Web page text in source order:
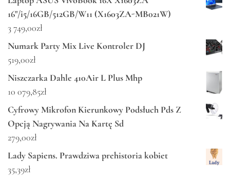
16"/i5/16GB/512GB/W11 (X1603ZA-MB021W)
3 749,00zł
Numark Party Mix Live Kontroler DJ
519,00zł
Niszczarka Dahle 410Air L Plus Mhp
10 079,85zł
Cyfrowy Mikrofon Kierunkowy Podsłuch Pds Z
Opcją Nagrywania Na Kartę Sd
279,00zł
Lady Sapiens. Prawdziwa prehistoria kobiet
35,39zł